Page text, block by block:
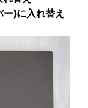
)に入れ替え